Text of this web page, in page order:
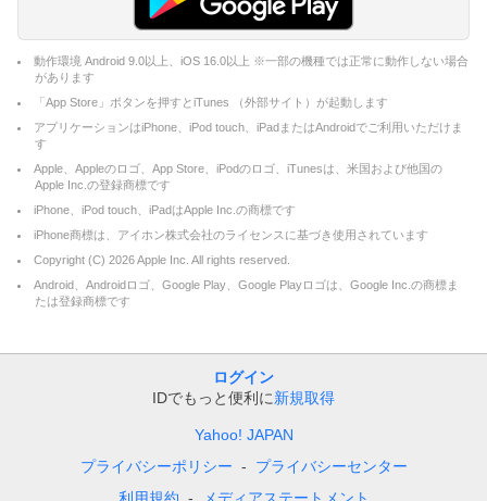
動作環境 Android 9.0以上、iOS 16.0以上 ※一部の機種では正常に動作しない場合
があります
「App Store」ボタンを押すとiTunes （外部サイト）が起動します
アプリケーションはiPhone、iPod touch、iPadまたはAndroidでご利用いただけま
す
Apple、Appleのロゴ、App Store、iPodのロゴ、iTunesは、米国および他国の
Apple Inc.の登録商標です
iPhone、iPod touch、iPadはApple Inc.の商標です
iPhone商標は、アイホン株式会社のライセンスに基づき使用されています
Copyright (C) 2026Apple Inc. All rights reserved.
Android、Androidロゴ、Google Play、Google Playロゴは、Google Inc.の商標ま
たは登録商標です
ログイン
IDでもっと便利に新規取得
Yahoo! JAPAN
プライバシーポリシー
プライバシーセンター